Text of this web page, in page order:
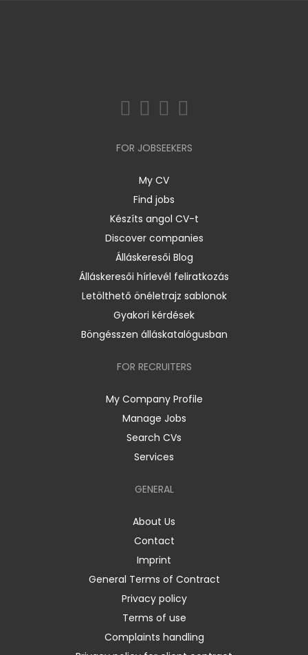
FOR JOBSEEKERS
My CV
Find jobs
Készíts angol CV-t
Discover companies
Álláskeresői Blog
Álláskeresői hírlevél feliratkozás
Letölthető önéletrajz sablonok
Gyakori kérdések
Böngésszen álláskatalógusban
FOR RECRUITERS
My Company Profile
Manage Jobs
Search CVs
Services
GENERAL
About Us
Contact
Imprint
General Terms of Contract
Privacy policy
Terms of use
Complaints handling